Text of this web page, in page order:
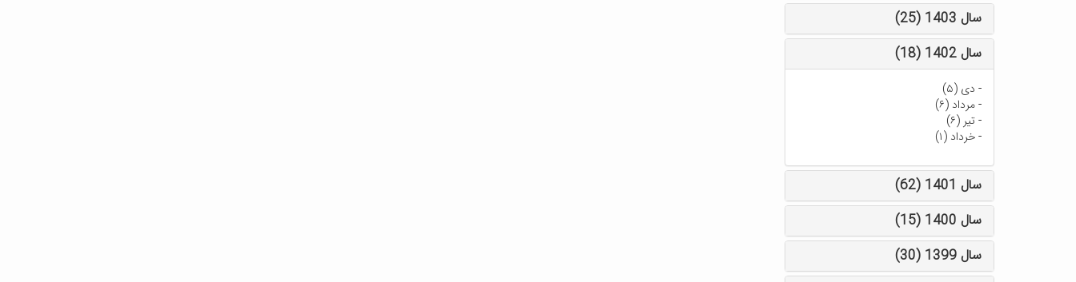
سال 1403 (25)
سال 1402 (18)
- دی (۵)
-مرداد (۶)
-تیر (۶)
-خرداد (۱)
سال 1401 (62)
سال 1400 (15)
سال 1399 (30)